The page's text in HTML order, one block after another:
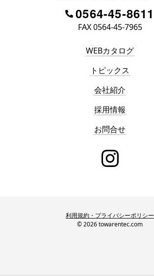
0564-45-8611
FAX 0564-45-7965
WEBカタログ
トピックス
会社紹介
採用情報
お問合せ
instagram
利用規約・プライバシーポリシー
© 2026 towarentec.com